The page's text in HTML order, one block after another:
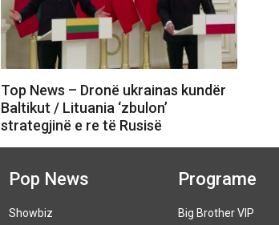
Top News – Dronë ukrainas kundër
Baltikut / Lituania ‘zbulon’
strategjinë e re të Rusisë
Pop News
Showbiz
Programe
Big Brother VIP